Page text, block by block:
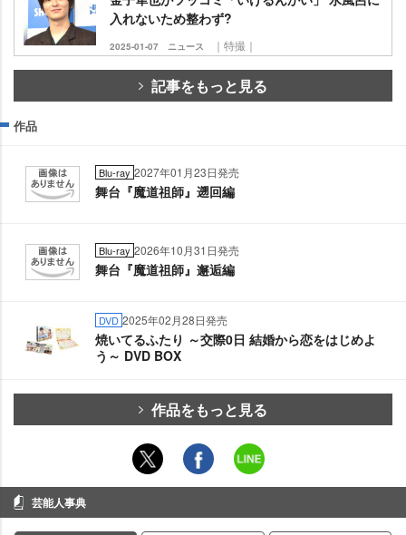
入れないため整わず?
2025-01-07 ニュース ｜特撮｜
記事をもっと見る
作品
Blu-ray 2027年01月23日発売
舞台『魔道祖師』遡回編
Blu-ray 2026年10月31日発売
舞台『魔道祖師』邂逅編
DVD 2025年02月28日発売
焼いてるふたり ～交際0日 結婚から恋をはじめよ
う～ DVD BOX
作品をもっと見る
芸能人事典